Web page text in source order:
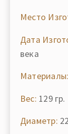
Место
Дата
века
Материалы:
Вес: 129 гр.
Диаметр: